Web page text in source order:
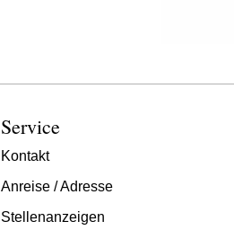
Service
Kontakt
Anreise / Adresse
Stellenanzeigen